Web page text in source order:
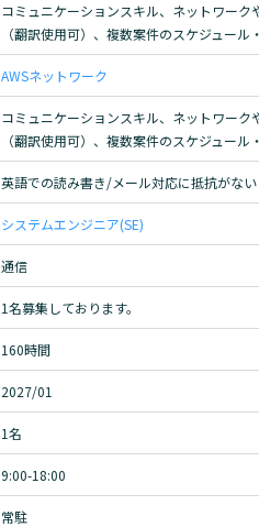
コミュニケーションスキル、ネットワー
（翻訳使用可）、複数案件のスケジュー
AWSネットワーク
コミュニケーションスキル、ネットワー
（翻訳使用可）、複数案件のスケジュー
英語での読み書き/メール対応に抵抗がな
システムエンジニア(SE)
通信
1名募集しております。
160時間
2027/01
1名
9:00-18:00
常駐